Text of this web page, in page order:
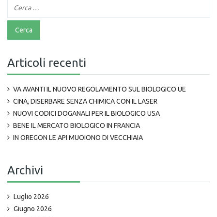
Articoli recenti
VA AVANTI IL NUOVO REGOLAMENTO SUL BIOLOGICO UE
CINA, DISERBARE SENZA CHIMICA CON IL LASER
NUOVI CODICI DOGANALI PER IL BIOLOGICO USA
BENE IL MERCATO BIOLOGICO IN FRANCIA
IN OREGON LE API MUOIONO DI VECCHIAIA
Archivi
Luglio 2026
Giugno 2026